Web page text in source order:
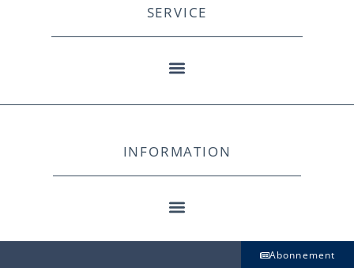
SERVICE
INFORMATION
Abonnement